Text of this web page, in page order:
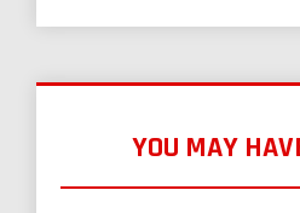
YOU MAY